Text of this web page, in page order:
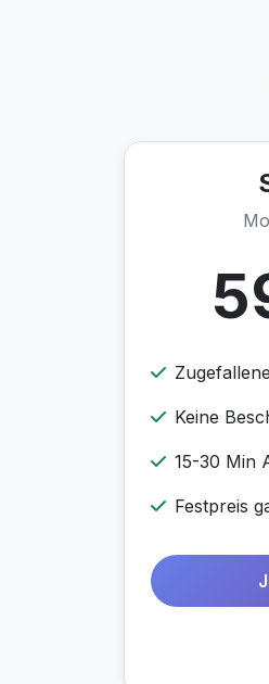
Keine
15-30 Min
Festpreis